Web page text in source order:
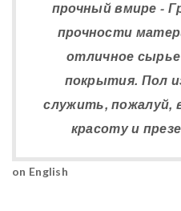
прочный вмире -
прочности
отличное
покрытия. Пол
служить, пожалуй,
красоту и
on English